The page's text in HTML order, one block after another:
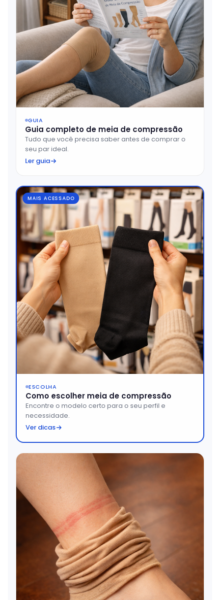
GUIA
Guia completo de meia de compressão
Tudo que você precisa saber antes de comprar o
seu par ideal.
Ler guia
ESCOLHA
Como escolher meia de compressão
Encontre o modelo certo para o seu perfil e
necessidade.
Ver dicas